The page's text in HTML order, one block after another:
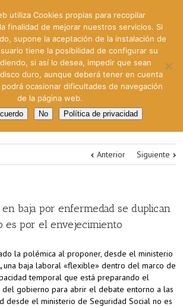
Anterior Siguiente
en baja por enfermedad se duplican
es por el envejecimiento
la polémica al proponer, desde el ministerio
una baja laboral «flexible» dentro del marco de
temporal que está preparando el
del gobierno para abrir el debate entorno a las
desde el ministerio de Seguridad Social no es
utiliza Cookies propias para recopilar
finalidad de mejorar nuestros servicios. Si
supone la aceptación de la instalación de
tiene la posibilidad de configurar su
si así lo desea, impedir que sean
duro, aunque deberá tener en cuenta
ocasionar dificultades de navegación
de la página web.
No Política de privacidad